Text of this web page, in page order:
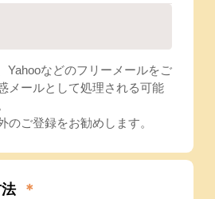
Yahooなどのフリーメールをご
メールとして処理される可能
のご登録をお勧めします。
＊